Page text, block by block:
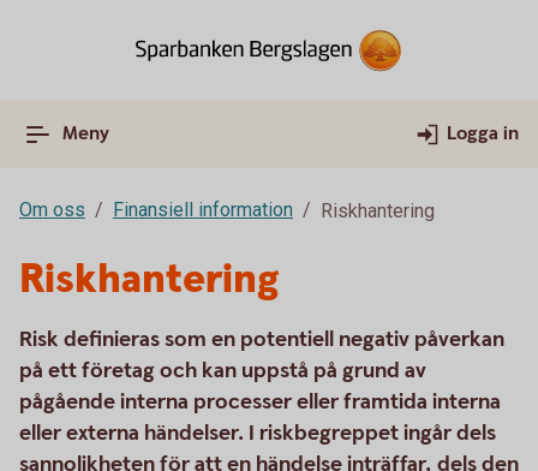
Meny Logga in
Om oss Finansiell information Riskhantering
Riskhantering
Risk definieras som en potentiell negativ påverkan
på ett företag och kan uppstå på grund av
pågående interna processer eller framtida interna
eller externa händelser. I riskbegreppet ingår dels
sannolikheten för att en händelse inträffar, dels den